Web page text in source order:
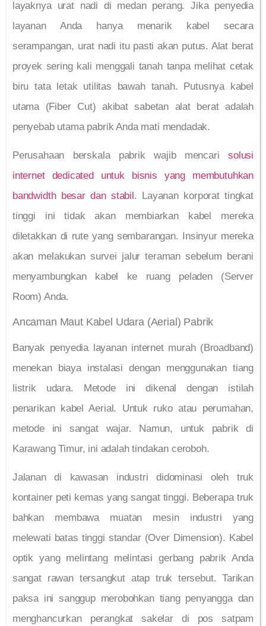
layaknya urat nadi di medan perang. Jika penyedia
layanan Anda hanya menarik kabel secara
serampangan, urat nadi itu pasti akan putus. Alat berat
proyek sering kali menggali tanah tanpa melihat cetak
biru tata letak utilitas bawah tanah. Putusnya kabel
utama (Fiber Cut) akibat sabetan alat berat adalah
penyebab utama pabrik Anda mati mendadak.
Perusahaan berskala pabrik wajib mencarisolusi
internet dedicated untuk bisnis yang membutuhkan
bandwidth besar dan stabil. Layanan korporat tingkat
tinggi ini tidak akan membiarkan kabel mereka
diletakkan di rute yang sembarangan. Insinyur mereka
akan melakukan survei jalur teraman sebelum berani
menyambungkan kabel ke ruang peladen (Server
Room) Anda.
Ancaman Maut Kabel Udara (Aerial) Pabrik
Banyak penyedia layanan internet murah (Broadband)
menekan biaya instalasi dengan menggunakan tiang
listrik udara. Metode ini dikenal dengan istilah
penarikan kabel Aerial. Untuk ruko atau perumahan,
metode ini sangat wajar. Namun, untuk pabrik di
Karawang Timur, ini adalah tindakan ceroboh.
Jalanan di kawasan industri didominasi oleh truk
kontainer peti kemas yang sangat tinggi. Beberapa truk
bahkan membawa muatan mesin industri yang
melewati batas tinggi standar (Over Dimension). Kabel
optik yang melintang melintasi gerbang pabrik Anda
sangat rawan tersangkut atap truk tersebut. Tarikan
paksa ini sanggup merobohkan tiang penyangga dan
menghancurkan perangkat sakelar di pos satpam